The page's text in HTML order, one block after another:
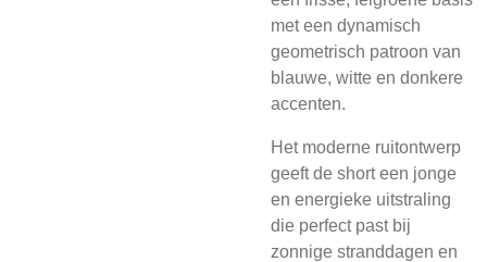
met een dynamisch
geometrisch patroon van
blauwe, witte en donkere
accenten.
Het moderne ruitontwerp
geeft de short een jonge
en energieke uitstraling
die perfect past bij
zonnige stranddagen en